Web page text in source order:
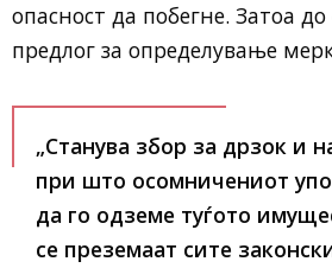
опасност да побегне. Затоа
предлог за определување
„Станува збор за дрзок и
при што осомничениот
да го одземе туѓото
се преземаат сите